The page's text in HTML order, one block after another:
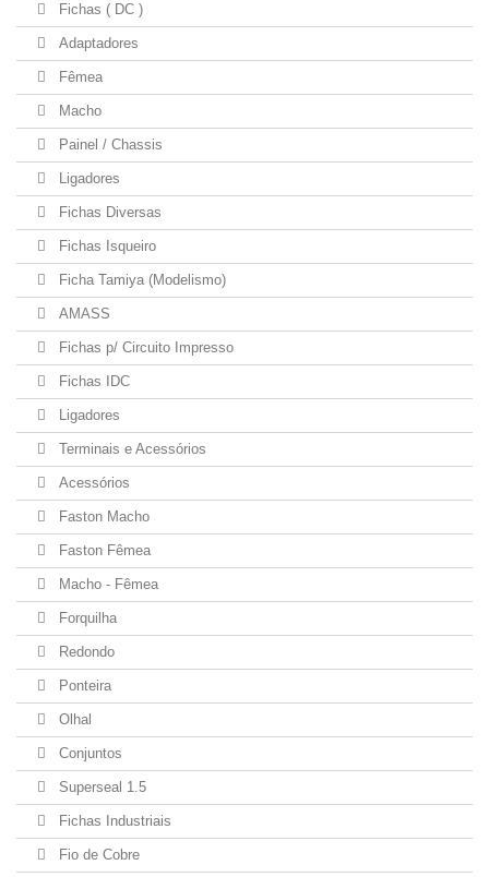
Fichas ( DC )
Adaptadores
Fêmea
Macho
Painel / Chassis
Ligadores
Fichas Diversas
Fichas Isqueiro
Ficha Tamiya (Modelismo)
AMASS
Fichas p/ Circuito Impresso
Fichas IDC
Ligadores
Terminais e Acessórios
Acessórios
Faston Macho
Faston Fêmea
Macho - Fêmea
Forquilha
Redondo
Ponteira
Olhal
Conjuntos
Superseal 1.5
Fichas Industriais
Fio de Cobre